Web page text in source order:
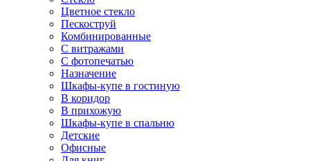
Цветное стекло
Пескоструй
Комбинированные
С витражами
С фотопечатью
Назначение
Шкафы-купе в гостиную
В коридор
В прихожую
Шкафы-купе в спальню
Детские
Офисные